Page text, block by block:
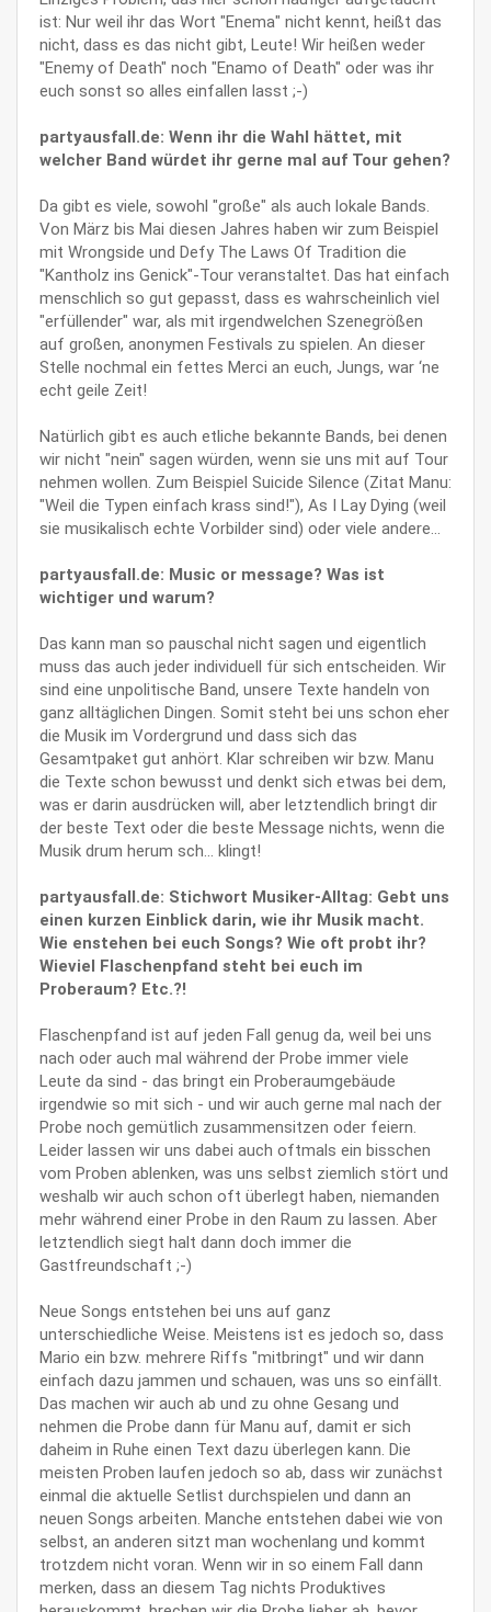
ist: Nur weil ihr das Wort "Enema" nicht kennt, heißt das
nicht, dass es das nicht gibt, Leute! Wir heißen weder
"Enemy of Death" noch "Enamo of Death" oder was ihr
euch sonst so alles einfallen lasst ;-)
partyausfall.de: Wenn ihr die Wahl hättet, mit
welcher Band würdet ihr gerne mal auf Tour gehen?
Da gibt es viele, sowohl "große" als auch lokale Bands.
Von März bis Mai diesen Jahres haben wir zum Beispiel
mit Wrongside und Defy The Laws Of Tradition die
"Kantholz ins Genick"-Tour veranstaltet. Das hat einfach
menschlich so gut gepasst, dass es wahrscheinlich viel
"erfüllender" war, als mit irgendwelchen Szenegrößen
auf großen, anonymen Festivals zu spielen. An dieser
Stelle nochmal ein fettes Merci an euch, Jungs, war ‘ne
echt geile Zeit!
Natürlich gibt es auch etliche bekannte Bands, bei denen
wir nicht "nein" sagen würden, wenn sie uns mit auf Tour
nehmen wollen. Zum Beispiel Suicide Silence (Zitat Manu:
"Weil die Typen einfach krass sind!"), As I Lay Dying (weil
sie musikalisch echte Vorbilder sind) oder viele andere...
partyausfall.de: Music or message? Was ist
wichtiger und warum?
Das kann man so pauschal nicht sagen und eigentlich
muss das auch jeder individuell für sich entscheiden. Wir
sind eine unpolitische Band, unsere Texte handeln von
ganz alltäglichen Dingen. Somit steht bei uns schon eher
die Musik im Vordergrund und dass sich das
Gesamtpaket gut anhört. Klar schreiben wir bzw. Manu
die Texte schon bewusst und denkt sich etwas bei dem,
was er darin ausdrücken will, aber letztendlich bringt dir
der beste Text oder die beste Message nichts, wenn die
Musik drum herum sch... klingt!
partyausfall.de: Stichwort Musiker-Alltag: Gebt uns
einen kurzen Einblick darin, wie ihr Musik macht.
Wie enstehen bei euch Songs? Wie oft probt ihr?
Wieviel Flaschenpfand steht bei euch im
Proberaum? Etc.?!
Flaschenpfand ist auf jeden Fall genug da, weil bei uns
nach oder auch mal während der Probe immer viele
Leute da sind - das bringt ein Proberaumgebäude
irgendwie so mit sich - und wir auch gerne mal nach der
Probe noch gemütlich zusammensitzen oder feiern.
Leider lassen wir uns dabei auch oftmals ein bisschen
vom Proben ablenken, was uns selbst ziemlich stört und
weshalb wir auch schon oft überlegt haben, niemanden
mehr während einer Probe in den Raum zu lassen. Aber
letztendlich siegt halt dann doch immer die
Gastfreundschaft ;-)
Neue Songs entstehen bei uns auf ganz
unterschiedliche Weise. Meistens ist es jedoch so, dass
Mario ein bzw. mehrere Riffs "mitbringt" und wir dann
einfach dazu jammen und schauen, was uns so einfällt.
Das machen wir auch ab und zu ohne Gesang und
nehmen die Probe dann für Manu auf, damit er sich
daheim in Ruhe einen Text dazu überlegen kann. Die
meisten Proben laufen jedoch so ab, dass wir zunächst
einmal die aktuelle Setlist durchspielen und dann an
neuen Songs arbeiten. Manche entstehen dabei wie von
selbst, an anderen sitzt man wochenlang und kommt
trotzdem nicht voran. Wenn wir in so einem Fall dann
merken, dass an diesem Tag nichts Produktives